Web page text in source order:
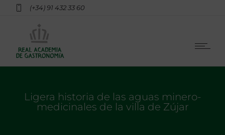
(+34) 91 432 33 60
Ligera historia de las aguas minero-
medicinales de la villa de Zújar